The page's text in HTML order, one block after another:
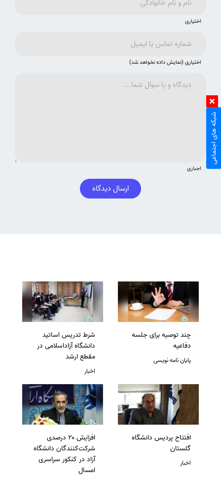
اختیاری
اختیاری (نمایش داده نخواهد شد)
اجباری
ارسال دیدگاه
چند توصیه برای جلسه
دفاعیه
پایان نامه نویسی
شرط تدریس اساتید
دانشگاه آزاداسلامی در
مقطع ارشد
اخبار
افتتاح پردیس دانشگاه
گلستان
اخبار
افزایش ۲۰ درصدی
شرکت‌کنندگان دانشگاه
آزاد در کنکور سراسری
امسال
شبکه های اجتماعی